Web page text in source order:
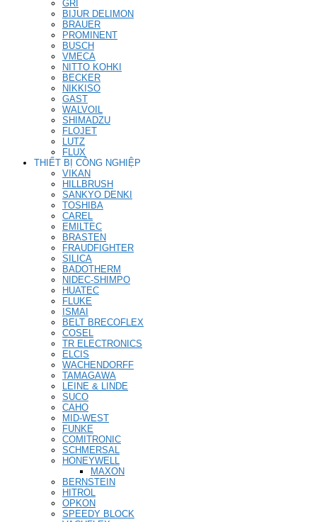
GRI
BIJUR DELIMON
BRAUER
PROMINENT
BUSCH
VMECA
NITTO KOHKI
BECKER
NIKKISO
GAST
WALVOIL
SHIMADZU
FLOJET
LUTZ
FLUX
THIẾT BỊ CÔNG NGHIỆP
VIKAN
HILLBRUSH
SANKYO DENKI
TOSHIBA
CAREL
EMILTEC
BRASTEN
FRAUDFIGHTER
SILICA
BADOTHERM
NIDEC-SHIMPO
HUATEC
FLUKE
ISMAI
BELT BRECOFLEX
COSEL
TR ELECTRONICS
ELCIS
WACHENDORFF
TAMAGAWA
LEINE & LINDE
SUCO
CAHO
MID-WEST
FUNKE
COMITRONIC
SCHMERSAL
HONEYWELL
MAXON
BERNSTEIN
HITROL
OPKON
SPEEDY BLOCK